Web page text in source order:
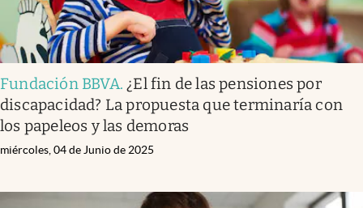
Fundación BBVA. ¿El fin de las pensiones por
discapacidad? La propuesta que terminaría con
los papeleos y las demoras
miércoles, 04 de Junio de 2025